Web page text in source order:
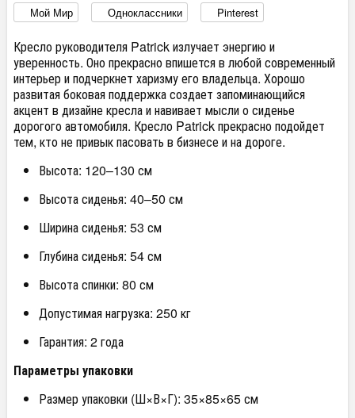
Мой Мир
Одноклассники Pinterest
Кресло руководителя Patrick излучает энергию и
уверенность. Оно прекрасно впишется в любой современный
интерьер и подчеркнет харизму его владельца. Хорошо
развитая боковая поддержка создает запоминающийся
акцент в дизайне кресла и навивает мысли о сиденье
дорогого автомобиля. Кресло Patrick прекрасно подойдет
тем, кто не привык пасовать в бизнесе и на дороге.
Высота: 120–130 см
Высота сиденья: 40–50 см
Ширина сиденья: 53 см
Глубина сиденья: 54 см
Высота спинки: 80 см
Допустимая нагрузка: 250 кг
Гарантия: 2 года
Параметры упаковки
Размер упаковки (Ш×В×Г): 35×85×65 см